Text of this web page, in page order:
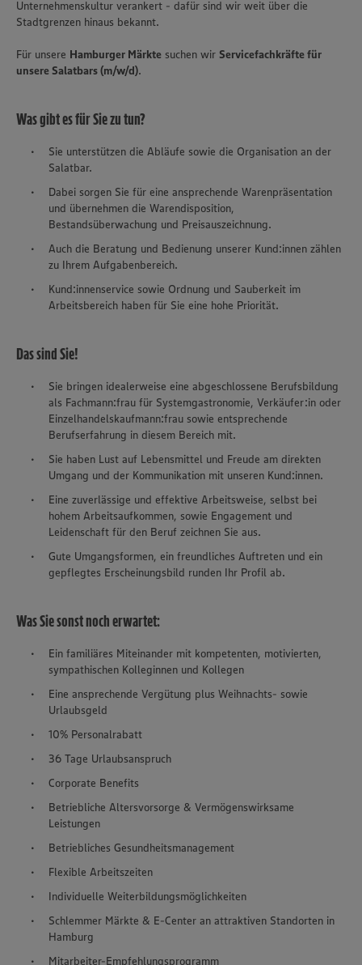
Unternehmenskultur verankert - dafür sind wir weit über die
Stadtgrenzen hinaus bekannt.
Für unsere Hamburger Märkte suchen wir Servicefachkräfte für
unsere Salatbars (m/w/d).
Was gibt es für Sie zu tun?
Sie unterstützen die Abläufe sowie die Organisation an der
Salatbar.
Dabei sorgen Sie für eine ansprechende Warenpräsentation
und übernehmen die Warendisposition,
Bestandsüberwachung und Preisauszeichnung.
Auch die Beratung und Bedienung unserer Kund:innen zählen
zu Ihrem Aufgabenbereich.
Kund:innenservice sowie Ordnung und Sauberkeit im
Arbeitsbereich haben für Sie eine hohe Priorität.
Das sind Sie!
Sie bringen idealerweise eine abgeschlossene Berufsbildung
als Fachmann:frau für Systemgastronomie, Verkäufer:in oder
Einzelhandelskaufmann:frau sowie entsprechende
Berufserfahrung in diesem Bereich mit.
Sie haben Lust auf Lebensmittel und Freude am direkten
Umgang und der Kommunikation mit unseren Kund:innen.
Eine zuverlässige und effektive Arbeitsweise, selbst bei
hohem Arbeitsaufkommen, sowie Engagement und
Leidenschaft für den Beruf zeichnen Sie aus.
Gute Umgangsformen, ein freundliches Auftreten und ein
gepflegtes Erscheinungsbild runden Ihr Profil ab.
Was Sie sonst noch erwartet:
Ein familiäres Miteinander mit kompetenten, motivierten,
sympathischen Kolleginnen und Kollegen
Eine ansprechende Vergütung plus Weihnachts- sowie
Urlaubsgeld
10% Personalrabatt
36 Tage Urlaubsanspruch
Corporate Benefits
Betriebliche Altersvorsorge & Vermögenswirksame
Leistungen
Betriebliches Gesundheitsmanagement
Flexible Arbeitszeiten
Individuelle Weiterbildungsmöglichkeiten
Schlemmer Märkte & E-Center an attraktiven Standorten in
Hamburg
Mitarbeiter-Empfehlungsprogramm